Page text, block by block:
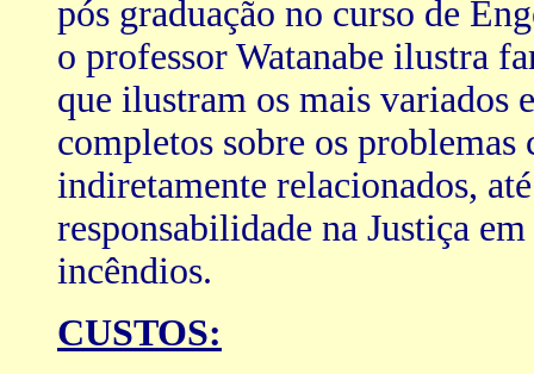
pós graduação no curso de
o professor Watanabe ilustra
que ilustram os mais variados
completos sobre os
indiretamente relacionados,
responsabilidade na Justiça
incêndios.
CUSTOS: